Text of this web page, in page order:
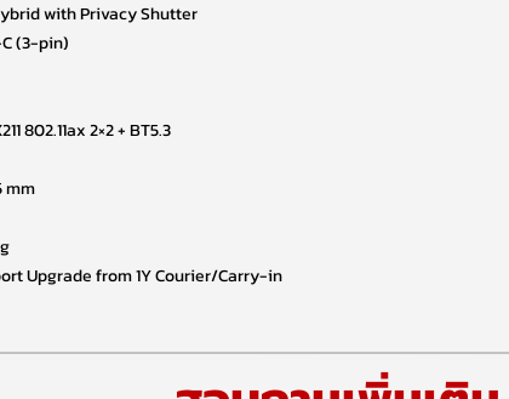
with Privacy Shutter
(3-pin)
802.11ax 2×2 + BT5.3
mm
Upgrade from 1Y Courier/Carry-in